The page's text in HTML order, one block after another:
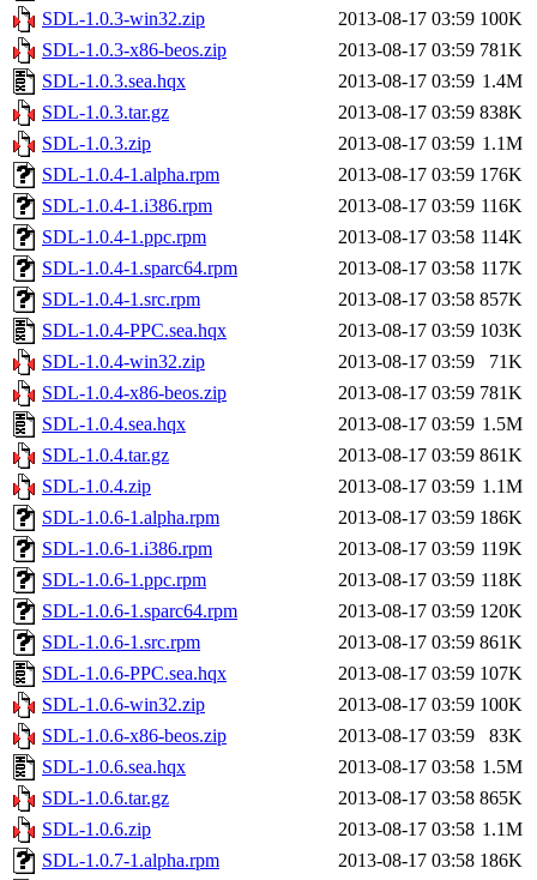
SDL-1.0.3-win32.zip
2013-08-17 03:59 100K
SDL-1.0.3-x86-beos.zip
2013-08-17 03:59 781K
SDL-1.0.3.sea.hqx
2013-08-17 03:59 1.4M
SDL-1.0.3.tar.gz
2013-08-17 03:59 838K
SDL-1.0.3.zip
2013-08-17 03:59 1.1M
SDL-1.0.4-1.alpha.rpm
2013-08-17 03:59 176K
SDL-1.0.4-1.i386.rpm
2013-08-17 03:59 116K
SDL-1.0.4-1.ppc.rpm
2013-08-17 03:58 114K
SDL-1.0.4-1.sparc64.rpm
2013-08-17 03:58 117K
SDL-1.0.4-1.src.rpm
2013-08-17 03:58 857K
SDL-1.0.4-PPC.sea.hqx
2013-08-17 03:59 103K
SDL-1.0.4-win32.zip
2013-08-17 03:59
71K
SDL-1.0.4-x86-beos.zip
2013-08-17 03:59 781K
SDL-1.0.4.sea.hqx
2013-08-17 03:59 1.5M
SDL-1.0.4.tar.gz
2013-08-17 03:59 861K
SDL-1.0.4.zip
2013-08-17 03:59 1.1M
SDL-1.0.6-1.alpha.rpm
2013-08-17 03:59 186K
SDL-1.0.6-1.i386.rpm
2013-08-17 03:59 119K
SDL-1.0.6-1.ppc.rpm
2013-08-17 03:59 118K
SDL-1.0.6-1.sparc64.rpm
2013-08-17 03:59 120K
SDL-1.0.6-1.src.rpm
2013-08-17 03:59 861K
SDL-1.0.6-PPC.sea.hqx
2013-08-17 03:59 107K
SDL-1.0.6-win32.zip
2013-08-17 03:59 100K
SDL-1.0.6-x86-beos.zip
2013-08-17 03:59
83K
SDL-1.0.6.sea.hqx
2013-08-17 03:58 1.5M
SDL-1.0.6.tar.gz
2013-08-17 03:58 865K
SDL-1.0.6.zip
2013-08-17 03:58 1.1M
SDL-1.0.7-1.alpha.rpm
2013-08-17 03:58 186K